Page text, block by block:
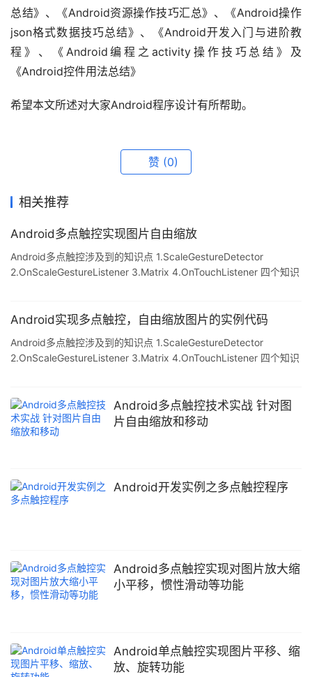
总结》、《Android资源操作技巧汇总》、《Android操作
json格式数据技巧总结》、《Android开发入门与进阶教
程》、《Android编程之activity操作技巧总结》及
《Android控件用法总结》
希望本文所述对大家Android程序设计有所帮助。
赞 (0)
相关推荐
Android多点触控实现图片自由缩放
Android多点触控涉及到的知识点 1.ScaleGestureDetector
2.OnScaleGestureListener 3.Matrix 4.OnTouchListener 四个知识
数组. 实现多点触控,自由变化图片 1. ImageView的基础上继承 2.因
OnGlobalLayoutListen
Android实现多点触控，自由缩放图片的实例代码
Android多点触控涉及到的知识点 1.ScaleGestureDetector
2.OnScaleGestureListener 3.Matrix 4.OnTouchListener 四个知识
数组. 实现多点触控,自由变化图片 1. ImageView的基础上继承 2.因
为要在图片加载完成就获取到相关的属性,所以实现
OnGlobalLayoutListen
Android多点触控技术实战 针对图
片自由缩放和移动
Android开发实例之多点触控程序
Android多点触控实现对图片放大缩
小平移，惯性滑动等功能
Android单点触控实现图片平移、缩
放、旋转功能